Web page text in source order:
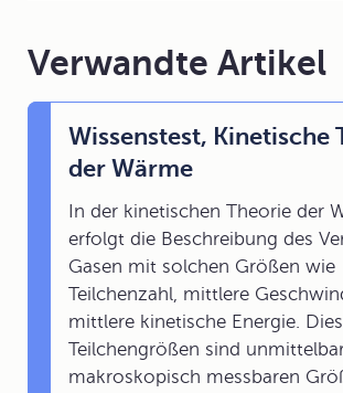
Verwandte Artikel
Wissenstest, Kinetische
der Wärme
In der kinetischen Theorie der
erfolgt die Beschreibung des
Gasen mit solchen Größen wie
Teilchenzahl, mittlere
mittlere kinetische Energie.
Teilchengrößen sind
makroskopisch messbaren